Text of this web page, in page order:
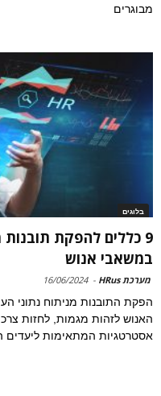
מבוגרים
בלוגים
9 כללים להפקת תובנות
במשאבי אנוש
מערכת HRus -
16/06/2024
הפקת התובנות מניתוח נתוני
האנוש לזהות מגמות, לחזות
אסטרטגיות המתאימות ליעדים